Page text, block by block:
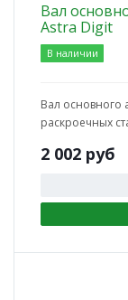
Вал
Astra Digit
В наличии
Вал основного
раскроечных
2 002 руб